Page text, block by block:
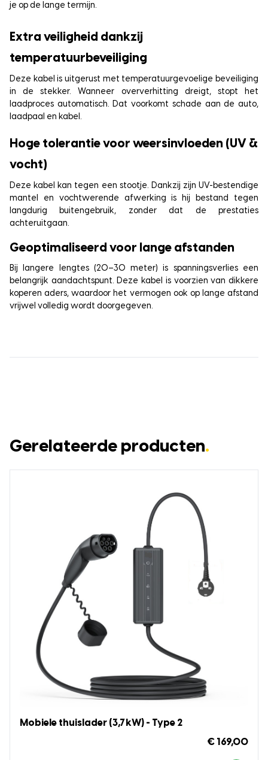
je op de lange termijn.
Extra veiligheid dankzij
temperatuurbeveiliging
Deze kabel is uitgerust met temperatuurgevoelige beveiliging
in de stekker. Wanneer oververhitting dreigt, stopt het
laadproces automatisch. Dat voorkomt schade aan de auto,
laadpaal en kabel.
Hoge tolerantie voor weersinvloeden (UV &
vocht)
Deze kabel kan tegen een stootje. Dankzij zijn UV-bestendige
mantel en vochtwerende afwerking is hij bestand tegen
langdurig buitengebruik, zonder dat de prestaties
achteruitgaan.
Geoptimaliseerd voor lange afstanden
Bij langere lengtes (20–30 meter) is spanningsverlies een
belangrijk aandachtspunt. Deze kabel is voorzien van dikkere
koperen aders, waardoor het vermogen ook op lange afstand
vrijwel volledig wordt doorgegeven.
Gerelateerde producten.
Mobiele thuislader (3,7kW) - Type 2
€ 169,00